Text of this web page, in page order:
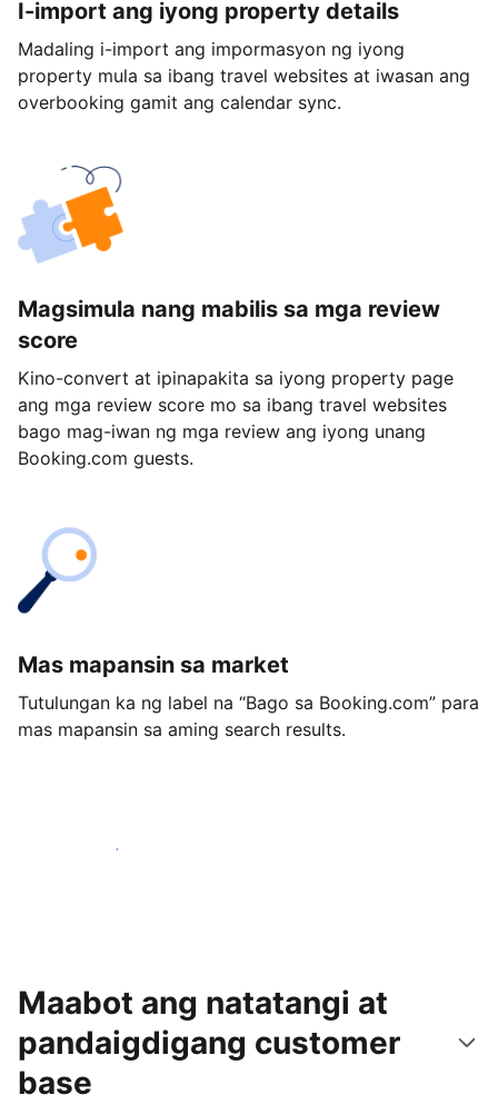
I-import ang iyong property details
Madaling i-import ang impormasyon ng iyong
property mula sa ibang travel websites at iwasan ang
overbooking gamit ang calendar sync.
Magsimula nang mabilis sa mga review
score
Kino-convert at ipinapakita sa iyong property page
ang mga review score mo sa ibang travel websites
bago mag-iwan ng mga review ang iyong unang
Booking.com guests.
Mas mapansin sa market
Tutulungan ka ng label na “Bago sa Booking.com” para
mas mapansin sa aming search results.
Magsimula ngayon
Maabot ang natatangi at
pandaigdigang customer
base